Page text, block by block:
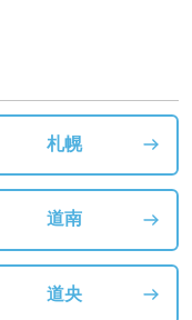
札幌
道南
道央